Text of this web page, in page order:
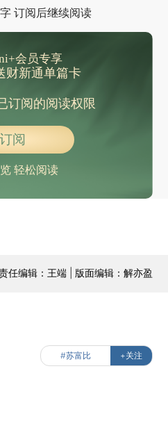
订阅后继续阅读
会员专享
财新通单篇卡
订阅的阅读权限
订阅
轻松阅读
任编辑：王端 | 版面编辑：解亦盈
#苏富比 +关注